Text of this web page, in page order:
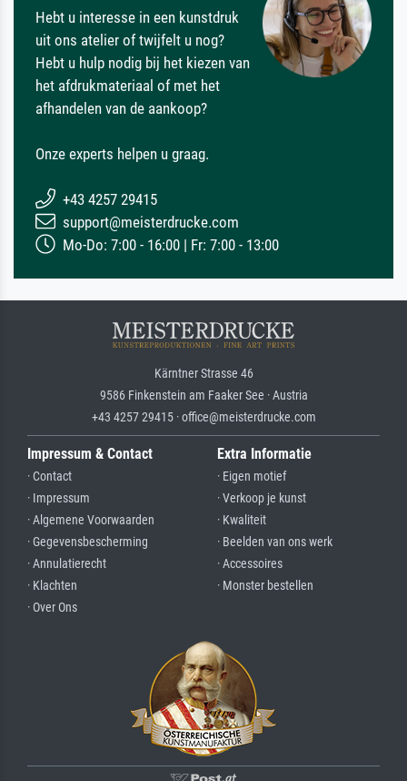
Hebt u interesse in een kunstdruk
uit ons atelier of twijfelt u nog?
Hebt u hulp nodig bij het kiezen van
het afdrukmateriaal of met het
afhandelen van de aankoop?
Onze experts helpen u graag.
+43 4257 29415
support@meisterdrucke.com
Mo-Do: 7:00 - 16:00 | Fr: 7:00 - 13:00
Kärntner Strasse 46
9586 Finkenstein am Faaker See · Austria
+43 4257 29415 · office@meisterdrucke.com
Impressum & Contact
· Contact
· Impressum
· Algemene Voorwaarden
· Gegevensbescherming
· Annulatierecht
· Klachten
· Over Ons
Extra Informatie
· Eigen motief
· Verkoop je kunst
· Kwaliteit
· Beelden van ons werk
· Accessoires
· Monster bestellen